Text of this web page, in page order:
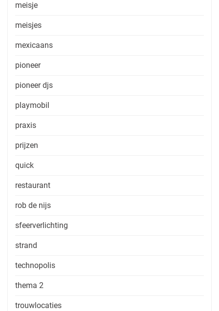
meisje
meisjes
mexicaans
pioneer
pioneer djs
playmobil
praxis
prijzen
quick
restaurant
rob de nijs
sfeerverlichting
strand
technopolis
thema 2
trouwlocaties